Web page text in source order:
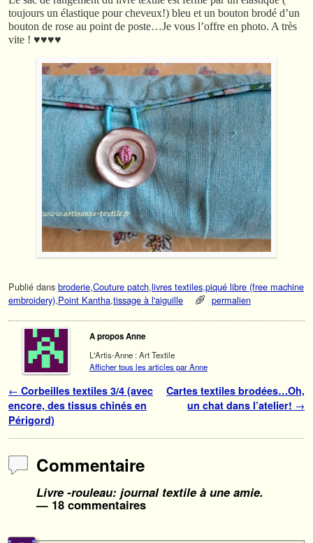
toujours un élastique pour cheveux!) bleu et un bouton brodé d’un
bouton de rose au point de poste…Je vous l’offre en photo. A très
vite ! ♥♥♥♥
Publié dans broderie,Couture patch,livres textiles,piqué libre (free machine
embroidery),Point Kantha,tissage à l'aiguille permalien
A propos Anne
L'Artis-Anne : Art Textile
Afficher tous les articles par Anne
Navigation des articles
← Corbeilles textiles 3/4 (avec
encore, des tissus chinés en
Périgord)
Cartes textiles brodées…Oh,
un chat dans l’atelier! →
Commentaire
Livre -rouleau: journal textile à une amie.
— 18 commentaires